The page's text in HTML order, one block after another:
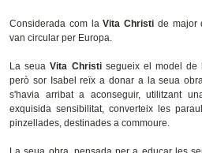
Considerada com laVita Christi de major
van circular per Europa.
La seuaVita Christisegueix el model de
però sor Isabel reïx a donar a la seua
s'havia arribat a aconseguir, utilitzant
exquisida sensibilitat, converteix les
pinzellades, destinades a commoure.